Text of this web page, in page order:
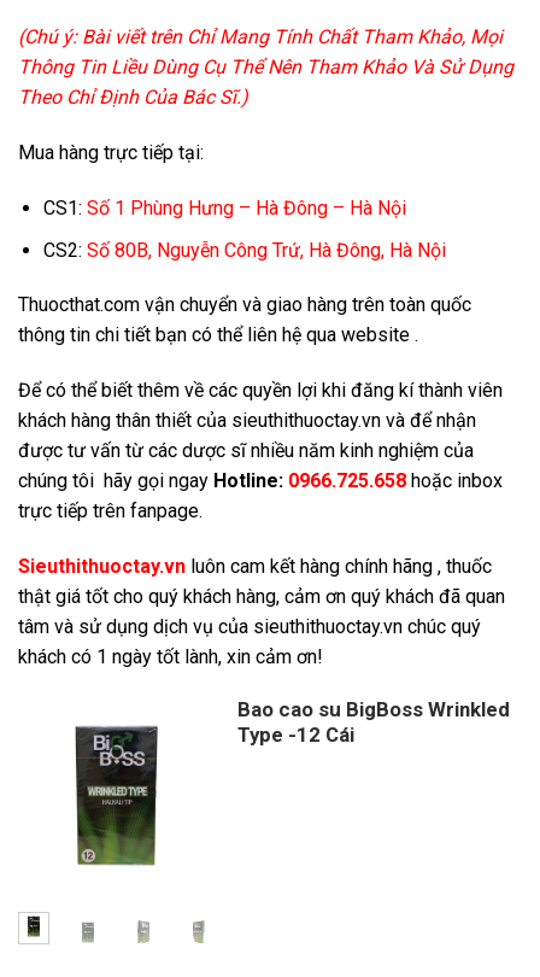
(Chú ý: Bài viết trên Chỉ Mang Tính Chất Tham Khảo, Mọi
Thông Tin Liều Dùng Cụ Thể Nên Tham Khảo Và Sử Dụng
Theo Chỉ Định Của Bác Sĩ.)
Mua hàng trực tiếp tại:
CS1: Số 1 Phùng Hưng – Hà Đông – Hà Nội
CS2: Số 80B, Nguyễn Công Trứ, Hà Đông, Hà Nội
Thuocthat.com vận chuyển và giao hàng trên toàn quốc
thông tin chi tiết bạn có thể liên hệ qua website .
Để có thể biết thêm về các quyền lợi khi đăng kí thành viên
khách hàng thân thiết của sieuthithuoctay.vn và để nhận
được tư vấn từ các dược sĩ nhiều năm kinh nghiệm của
chúng tôi hãy gọi ngay Hotline: 0966.725.658 hoặc inbox
trực tiếp trên fanpage.
Sieuthithuoctay.vn luôn cam kết hàng chính hãng , thuốc
thật giá tốt cho quý khách hàng, cảm ơn quý khách đã quan
tâm và sử dụng dịch vụ của sieuthithuoctay.vn chúc quý
khách có 1 ngày tốt lành, xin cảm ơn!
Bao cao su BigBoss Wrinkled
Type -12 Cái